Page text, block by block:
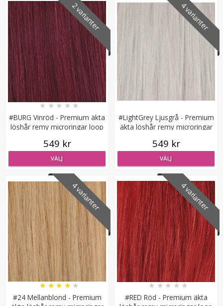
99 kr
LÄGG I VARUKORG
#6 Mellanbrun - Original äkta löshår remy nagelslingor
★ ★★ ★ ★
189 kr
VÄLJ
2 varianter
#BURG Vinröd - Premium äkta
löshår remy microringar loop
★★★★★
549 kr
VÄLJ
4 varianter
#LightGrey Ljusgrå - Premium
äkta löshår remy microringar
549 kr
VÄLJ
4 varianter
#24 Mellanblond - Premium
★ ★ ★ ★ ★
4 varianter
#RED Röd - Premium äkta
★★★★★